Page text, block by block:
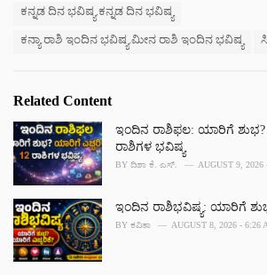
ಕನ್ನಡ ದಿನ ಭವಿಷ್ಯ.ಕನ್ನಡ ದಿನ ಭವಿಷ್ಯ
ಕನ್ಯಾ ರಾಶಿ ಇಂದಿನ ಭವಿಷ್ಯ.ಮೀನ ರಾಶಿ ಇಂದಿನ ಭವಿಷ್ಯ
Related Content
ಇಂದಿನ ರಾಶಿಫಲ: ಯಾರಿಗೆ ಶುಭ?
ರಾಶಿಗಳ ಭವಿಷ್ಯ
BY ದಿಶಾ ಕೆ. ಎಸ್. AUGUST 9, 2026
ಇಂದಿನ ರಾಶಿಭವಿಷ್ಯ: ಯಾರಿಗೆ
BY ಕವಿತಾ AUGUST 8, 2026 - 6:26